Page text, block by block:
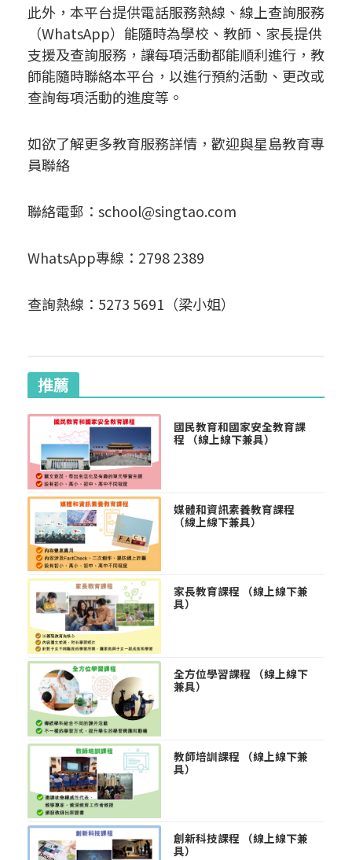
此外，本平台提供電話服務熱線、線上查詢服務
（WhatsApp）能隨時為學校、教師、家長提供
支援及查詢服務，讓每項活動都能順利進行，教
師能隨時聯絡本平台，以進行預約活動、更改或
查詢每項活動的進度等。
如欲了解更多教育服務詳情，歡迎與星島教育專
員聯絡
聯絡電郵： school@singtao.com
WhatsApp專線：2798 2389
查詢熱線：5273 5691（梁小姐）
推薦
國民教育和國家安全教育課
程 （線上線下兼具）
媒體和資訊素養教育課程
（線上線下兼具）
家長教育課程 （線上線下兼
具）
全方位學習課程 （線上線下
兼具）
教師培訓課程 （線上線下兼
具）
創新科技課程 （線上線下兼
具）